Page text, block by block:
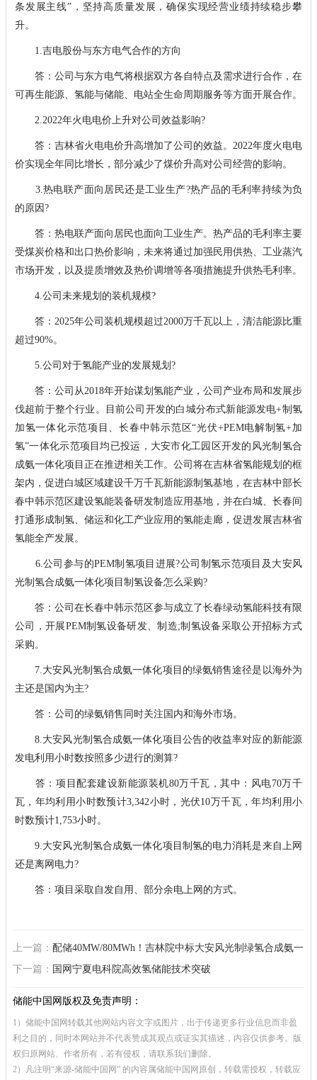
条发展主线”，坚持高质量发展，确保实现经营业绩持续稳步攀
升。
1.吉电股份与东方电气合作的方向
答：公司与东方电气将根据双方各自特点及需求进行合作，在
可再生能源、氢能与储能、电站全生命周期服务等方面开展合作。
2.2022年火电电价上升对公司效益影响?
答：吉林省火电电价升高增加了公司的效益。2022年度火电电
价实现全年同比增长，部分减少了煤价升高对公司经营的影响。
3.热电联产面向居民还是工业生产?热产品的毛利率持续为负
的原因?
答：热电联产面向居民也面向工业生产。热产品的毛利率主要
受煤炭价格和出口热价影响，未来将通过加强民用供热、工业蒸汽
市场开发，以及提质增效及热价调增等各项措施提升供热毛利率。
4.公司未来规划的装机规模?
答：2025年公司装机规模超过2000万千瓦以上，清洁能源比重
超过90%。
5.公司对于氢能产业的发展规划?
答：公司从2018年开始谋划氢能产业，公司产业布局和发展步
伐超前于整个行业。目前公司开发的白城分布式新能源发电+制氢
加氢一体化示范项目、长春中韩示范区“光伏+PEM电解制氢+加
氢”一体化示范项目均已投运，大安市化工园区开发的风光制氢合
成氨一体化项目正在推进相关工作。公司将在吉林省氢能规划的框
架内，促进白城区域建设千万千瓦新能源制氢基地，在吉林中部长
春中韩示范区建设氢能装备研发制造应用基地，并在白城、长春间
打通形成制氢、储运和化工产业应用的氢能走廊，促进发展吉林省
氢能全产发展。
6.公司参与的PEM制氢项目进展?公司制氢示范项目及大安风
光制氢合成氨一体化项目制氢设备怎么采购?
答：公司在长春中韩示范区参与成立了长春绿动氢能科技有限
公司，开展PEM制氢设备研发、制造;制氢设备采取公开招标方式
采购。
7.大安风光制氢合成氨一体化项目的绿氨销售途径是以海外为
主还是国内为主?
答：公司的绿氨销售同时关注国内和海外市场。
8.大安风光制氢合成氨一体化项目公告的收益率对应的新能源
发电利用小时数按照多少进行的测算?
答：项目配套建设新能源装机80万千瓦，其中：风电70万千
瓦，年均利用小时数预计3,342小时，光伏10万千瓦，年均利用小
时数预计1,753小时。
9.大安风光制氢合成氨一体化项目制氢的电力消耗是来自上网
还是离网电力?
答：项目采取自发自用、部分余电上网的方式。
上一篇： 配储40MW/80MWh！吉林院中标大安风光制绿氢合成氨一
体化示范项目
下一篇： 国网宁夏电科院高效氢储能技术突破
储能中国网版权及免责声明：
1）储能中国网转载其他网站内容文字或图片，出于传递更多行业信息而非盈
利之目的，同时本网站并不代表赞成其观点或证实其描述，内容仅供参考。版
权归原网站、作者所有，若有侵权，请联系我们删除。
2）凡注明“来源-储能中国网” 的内容属储能中国网原创，转载需授权，转载应